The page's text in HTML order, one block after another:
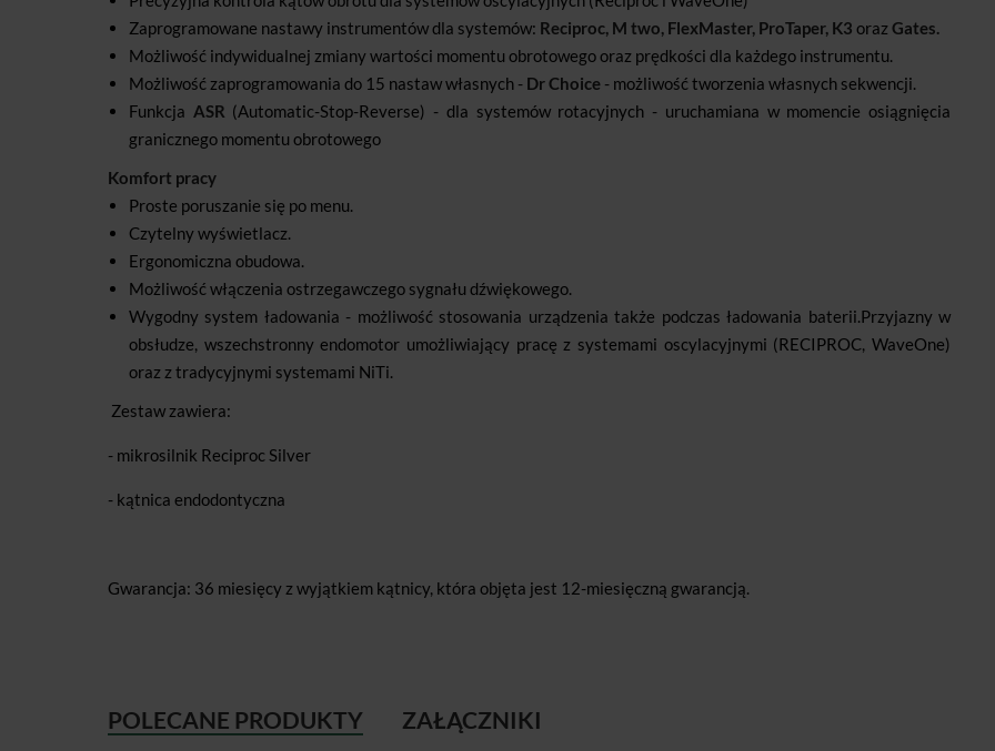
Zaprogramowane nastawy instrumentów dla systemów: Reciproc, M two, FlexMaster, ProTaper, K3 orazGates.
Możliwość indywidualnej zmiany wartości momentu obrotowego oraz prędkości dla każdego instrumentu.
Możliwość zaprogramowania do 15 nastaw własnych - Dr Choice - możliwość tworzenia własnych sekwencji.
Funkcja ASR (Automatic-Stop-Reverse) - dla systemów rotacyjnych - uruchamiana w momencie osiągnięcia
granicznego momentu obrotowego
Komfort pracy
Proste poruszanie się po menu.
Czytelny wyświetlacz.
Ergonomiczna obudowa.
Możliwość włączenia ostrzegawczego sygnału dźwiękowego.
Wygodny system ładowania - możliwość stosowania urządzenia także podczas ładowania baterii.Przyjazny w
obsłudze, wszechstronny endomotor umożliwiający pracę z systemami oscylacyjnymi (RECIPROC, WaveOne)
oraz z tradycyjnymi systemami NiTi.
Zestaw zawiera:
- mikrosilnik Reciproc Silver
- kątnica endodontyczna
Gwarancja: 36 miesięcy z wyjątkiem kątnicy, która objęta jest 12-miesięczną gwarancją.
POLECANE PRODUKTY ZAŁĄCZNIKI